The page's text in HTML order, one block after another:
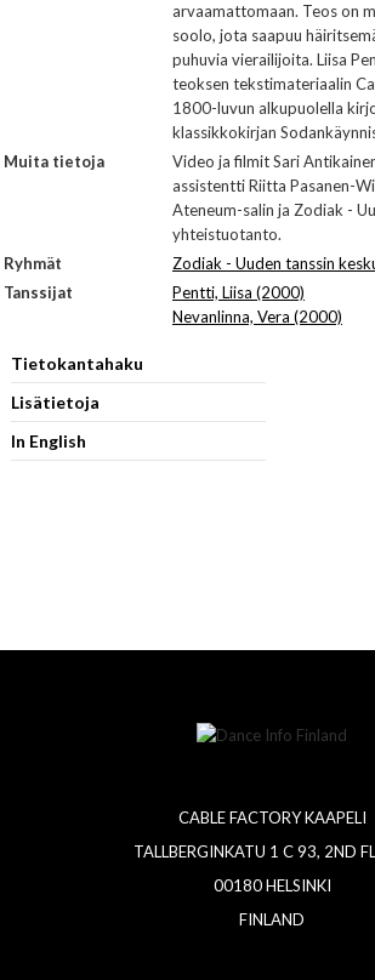
arvaamattomaan. Teos on
soolo, jota saapuu
puhuvia vierailijoita. Liisa
teoksen tekstimateriaalin
1800-luvun alkupuolella
klassikkokirjan
Muita tietoja
Video ja filmit Sari
assistentti Riitta Pasanen-
Ateneum-salin ja Zodiak -
yhteistuotanto.
Ryhmät
Zodiak - Uuden tanssin
Tanssijat
Pentti, Liisa (2000)
Nevanlinna, Vera (2000)
Tietokantahaku
Lisätietoja
In English
CABLE FACTORY KAAPELI
TALLBERGINKATU 1 C 93, 2ND
00180 HELSINKI
FINLAND